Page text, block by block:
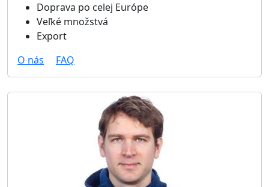
Doprava po celej Európe
Veľké množstvá
Export
O nás
FAQ